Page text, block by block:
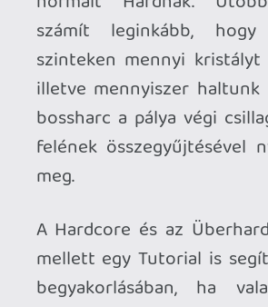
a nehézségek átnevezései;
az új zenék;
Kontra:
pár szívatósabb rész;
a bossharc hitscanje;
Kiknek ajánlható?